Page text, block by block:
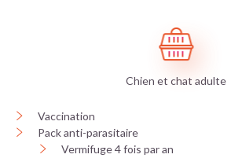
Chien et chat adulte
Vaccination
Pack anti-parasitaire
Vermifuge 4 fois par an